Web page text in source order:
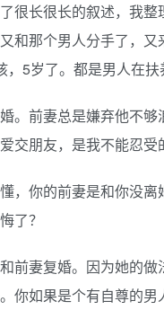
很长很长的叙述，我
和那个男人分手了，
5岁了。都是男人在扶
。前妻总是嫌弃他不
交朋友，是我不能忍
，你的前妻是和你没
了？
前妻复婚。因为她的
你如果是个有自尊的